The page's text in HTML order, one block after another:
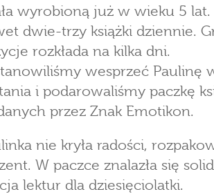
wyrobioną już w wieku 5 lat.
dwie-trzy książki dziennie.
rozkłada na kilka dni.
wesprzeć Paulinę
i podarowaliśmy paczkę
przez Znak Emotikon.
nie kryła radości,
W paczce znalazła się
lektur dla dziesięciolatki.